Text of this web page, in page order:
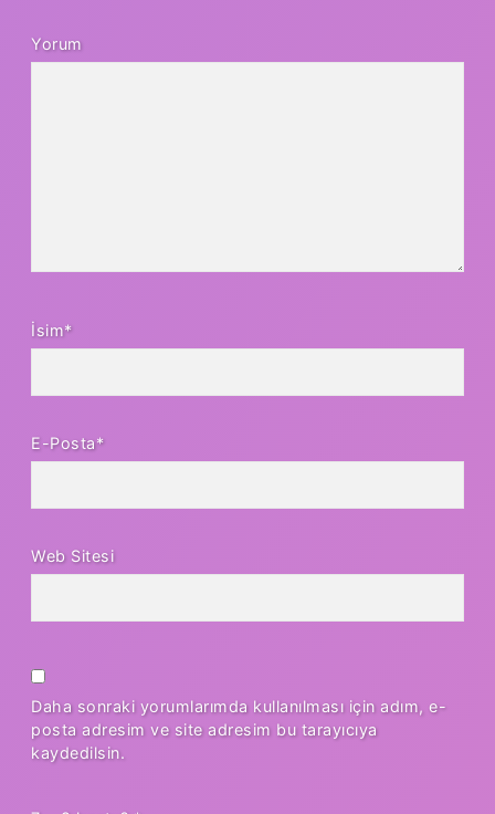
Yorum
İsim*
E-Posta*
Web Sitesi
Daha sonraki yorumlarımda kullanılması için adım, e-
posta adresim ve site adresim bu tarayıcıya
kaydedilsin.